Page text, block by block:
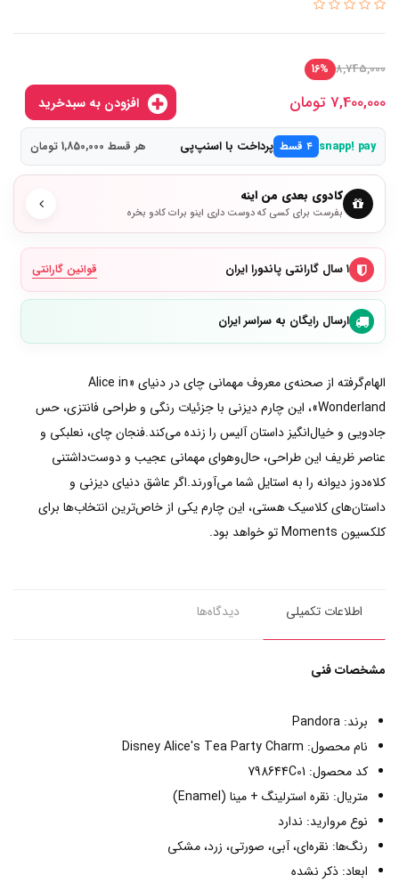
8,745,000
16%
7,400,000 تومان
snapp! pay ۴ قسط پرداخت با اسنپ‌پی هر قسط 1,850,000 تومان
کادوی بعدی من اینه
بفرست برای کسی که دوست داری اینو برات کادو بخره
۱ سال گارانتی پاندورا ایران قوانین گارانتی
ارسال رایگان به سراسر ایران
الهام‌گرفته از صحنه‌ی معروف مهمانی چای در دنیای «Alice in
Wonderland»، این چارم دیزنی با جزئیات رنگی و طراحی فانتزی، حس
جادویی و خیال‌انگیز داستان آلیس را زنده می‌کند.فنجان چای، نعلبکی و
عناصر ظریف این طراحی، حال‌وهوای مهمانی عجیب و دوست‌داشتنی
کلاه‌دوز دیوانه را به استایل شما می‌آورند.اگر عاشق دنیای دیزنی و
داستان‌های کلاسیک هستی، این چارم یکی از خاص‌ترین انتخاب‌ها برای
کلکسیون Moments تو خواهد بود.
اطلاعات تکمیلی دیدگاه‌ها
مشخصات فنی
برند: Pandora
نام محصول: Disney Alice's Tea Party Charm
کد محصول: 798644C01
متریال: نقره استرلینگ + مینا (Enamel)
نوع مروارید: ندارد
رنگ‌ها: نقره‌ای، آبی، صورتی، زرد، مشکی
ابعاد: ذکر نشده